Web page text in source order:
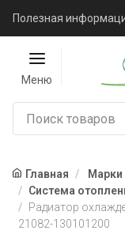
Полезная
Меню
Главная Марки
Система
Радиатор
21082-130101200